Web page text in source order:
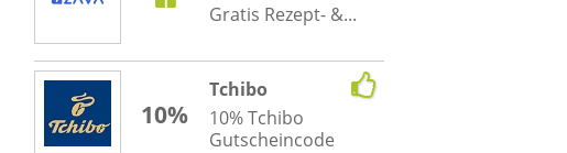
Gratis Rezept- &...
10%
Tchibo
10% Tchibo
Gutscheincode